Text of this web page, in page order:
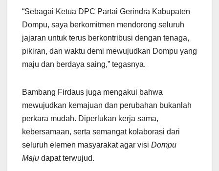
“Sebagai Ketua DPC Partai Gerindra Kabupaten
Dompu, saya berkomitmen mendorong seluruh
jajaran untuk terus berkontribusi dengan tenaga,
pikiran, dan waktu demi mewujudkan Dompu yang
maju dan berdaya saing,” tegasnya.
Bambang Firdaus juga mengakui bahwa
mewujudkan kemajuan dan perubahan bukanlah
perkara mudah. Diperlukan kerja sama,
kebersamaan, serta semangat kolaborasi dari
seluruh elemen masyarakat agar visi Dompu
Maju dapat terwujud.